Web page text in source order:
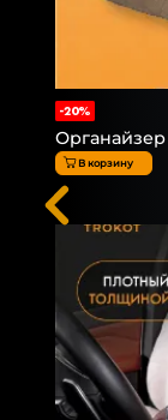
-20%
В корзину